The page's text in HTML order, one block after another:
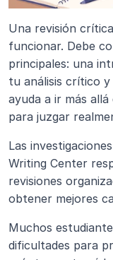
Una revisión
funcionar. Debe
principales: una
tu análisis crítico
ayuda a ir más
para juzgar
Las
Writing Center
revisiones
obtener mejores
Muchos
dificultades para